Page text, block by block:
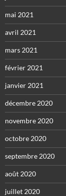
mai 2021
avril 2021
mars 2021
février 2021
janvier 2021
décembre 2020
novembre 2020
octobre 2020
septembre 2020
août 2020
juillet 2020